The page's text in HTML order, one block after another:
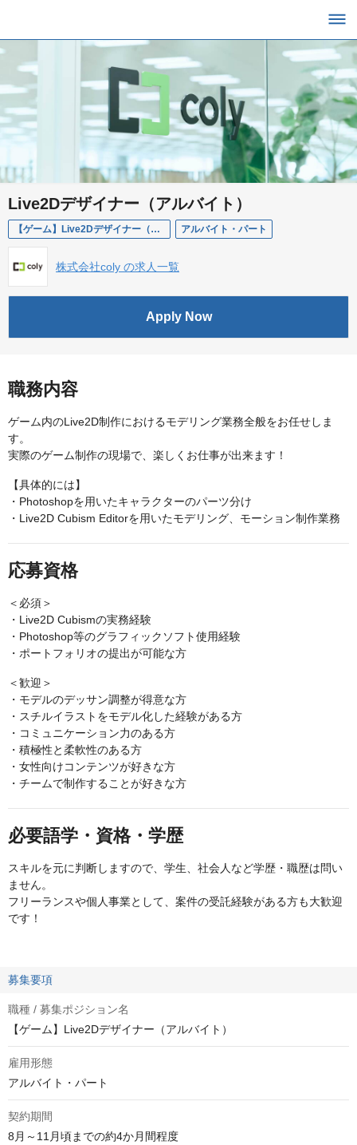
Live2Dデザイナー（アルバイト）
【ゲーム】Live2Dデザイナー（アルバイト） アルバイト・パート
株式会社coly の求人一覧
Apply Now
職務内容
ゲーム内のLive2D制作におけるモデリング業務全般をお任せしま
す。
実際のゲーム制作の現場で、楽しくお仕事が出来ます！
【具体的には】
・Photoshopを用いたキャラクターのパーツ分け
・Live2D Cubism Editorを用いたモデリング、モーション制作業務
応募資格
＜必須＞
・Live2D Cubismの実務経験
・Photoshop等のグラフィックソフト使用経験
・ポートフォリオの提出が可能な方
＜歓迎＞
・モデルのデッサン調整が得意な方
・スチルイラストをモデル化した経験がある方
・コミュニケーション力のある方
・積極性と柔軟性のある方
・女性向けコンテンツが好きな方
・チームで制作することが好きな方
必要語学・資格・学歴
スキルを元に判断しますので、学生、社会人など学歴・職歴は問い
ません。
フリーランスや個人事業として、案件の受託経験がある方も大歓迎
です！
募集要項
職種 / 募集ポジション名
【ゲーム】Live2Dデザイナー（アルバイト）
雇用形態
アルバイト・パート
契約期間
8月～11月頃までの約4か月間程度